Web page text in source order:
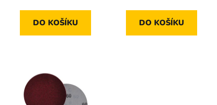
DO KOŠÍKU DO KOŠÍKU